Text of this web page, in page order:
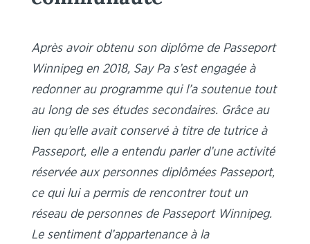
Après avoir obtenu son diplôme de Passeport
Winnipeg en 2018, Say Pa s’est engagée à
redonner au programme qui l’a soutenue tout
au long de ses études secondaires. Grâce au
lien qu’elle avait conservé à titre de tutrice à
Passeport, elle a entendu parler d’une activité
réservée aux personnes diplômées Passeport,
ce qui lui a permis de rencontrer tout un
réseau de personnes de Passeport Winnipeg.
Le sentiment d’appartenance à la